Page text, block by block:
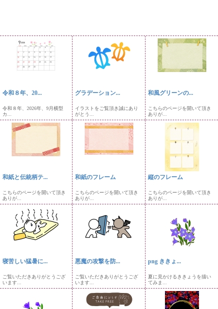
令和８年、20...
令和８年、2026年、9月横型
カ...
グラデーション...
イラストをご覧頂き誠にあり
がとう...
和風グリーンの...
こちらのページを開いて頂き
ありが...
和紙と伝統柄テ...
こちらのページを開いて頂き
ありが...
和紙のフレーム
こちらのページを開いて頂き
ありが...
縦のフレーム
こちらのページを開いて頂き
ありが...
寝苦しい猛暑に...
ご覧いただきありがとうござ
います...
悪魔の攻撃を防...
ご覧いただきありがとうござ
います...
png ききょ...
夏に見かけるききょうを描い
てみま...